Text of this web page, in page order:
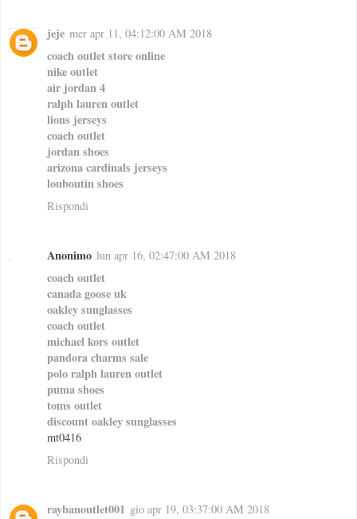
jeje mer apr 11, 04:12:00 AM 2018
coach outlet store online
nike outlet
air jordan 4
ralph lauren outlet
lions jerseys
coach outlet
jordan shoes
arizona cardinals jerseys
louboutin shoes
Rispondi
Anonimo lun apr 16, 02:47:00 AM 2018
coach outlet
canada goose uk
oakley sunglasses
coach outlet
michael kors outlet
pandora charms sale
polo ralph lauren outlet
puma shoes
toms outlet
discount oakley sunglasses
mt0416
Rispondi
raybanoutlet001 gio apr 19, 03:37:00 AM 2018